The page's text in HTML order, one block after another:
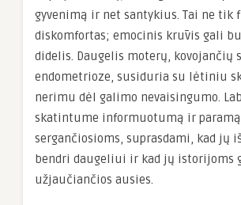
gyvenimą ir net santykius. Tai ne tik
diskomfortas; emocinis krūvis gali
didelis. Daugelis moterų, kovojančių
endometrioze, susiduria su lėtiniu
nerimu dėl galimo nevaisingumo.
skatintume informuotumą ir paramą
sergančiosioms, suprasdami, kad jų
bendri daugeliui ir kad jų istorijoms
užjaučiančios ausies.